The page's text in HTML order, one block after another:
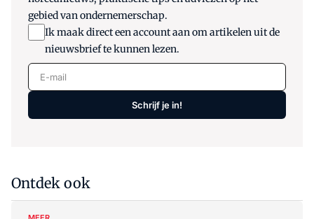
gebied van ondernemerschap.
Ik maak direct een account aan om artikelen uit de
nieuwsbrief te kunnen lezen.
E-mail
Schrijf je in!
Ontdek ook